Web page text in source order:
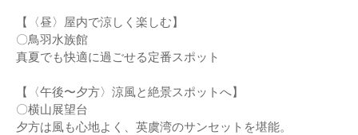
【〈昼〉屋内で涼しく楽しむ】
〇鳥羽水族館
真夏でも快適に過ごせる定番スポット
【〈午後〜夕方〉涼風と絶景スポットへ】
〇横山展望台
夕方は風も心地よく、英虞湾のサンセットを堪能。